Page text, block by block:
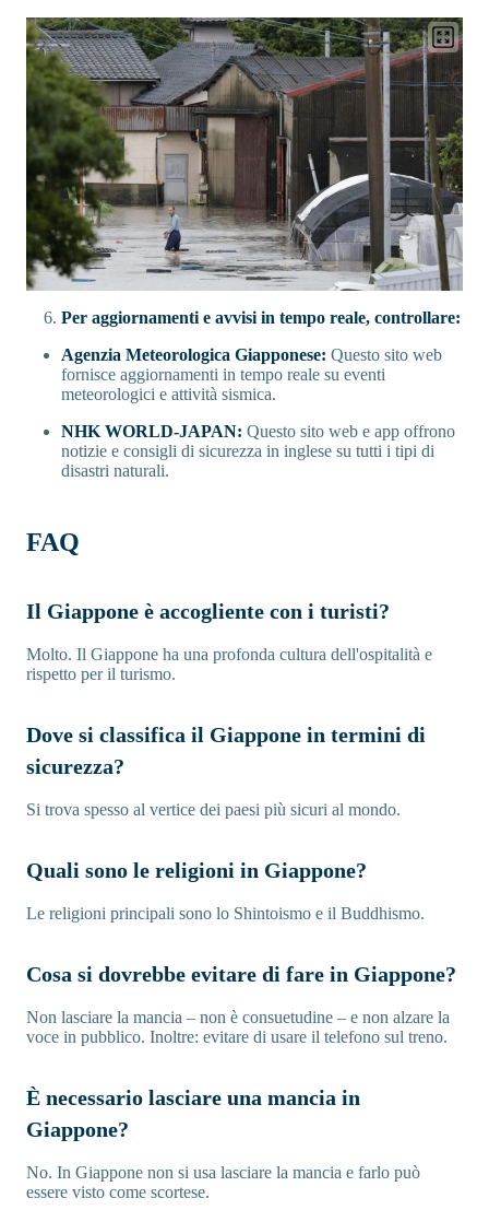
Per aggiornamenti e avvisi in tempo reale, controllare:
Agenzia Meteorologica Giapponese: Questo sito web
fornisce aggiornamenti in tempo reale su eventi
meteorologici e attività sismica.
NHK WORLD-JAPAN: Questo sito web e app offrono
notizie e consigli di sicurezza in inglese su tutti i tipi di
disastri naturali.
FAQ
Il Giappone è accogliente con i turisti?
Molto. Il Giappone ha una profonda cultura dell'ospitalità e
rispetto per il turismo.
Dove si classifica il Giappone in termini di
sicurezza?
Si trova spesso al vertice dei paesi più sicuri al mondo.
Quali sono le religioni in Giappone?
Le religioni principali sono lo Shintoismo e il Buddhismo.
Cosa si dovrebbe evitare di fare in Giappone?
Non lasciare la mancia – non è consuetudine – e non alzare la
voce in pubblico. Inoltre: evitare di usare il telefono sul treno.
È necessario lasciare una mancia in
Giappone?
No. In Giappone non si usa lasciare la mancia e farlo può
essere visto come scortese.